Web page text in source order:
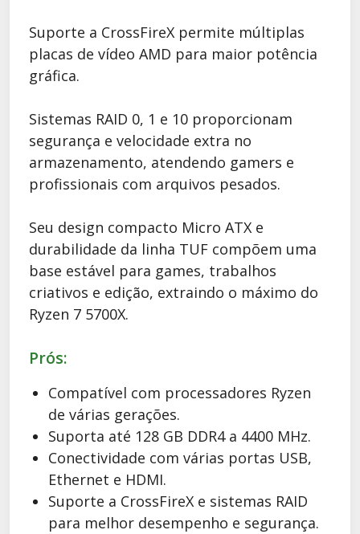
Suporte a CrossFireX permite múltiplas
placas de vídeo AMD para maior potência
gráfica.
Sistemas RAID 0, 1 e 10 proporcionam
segurança e velocidade extra no
armazenamento, atendendo gamers e
profissionais com arquivos pesados.
Seu design compacto Micro ATX e
durabilidade da linha TUF compõem uma
base estável para games, trabalhos
criativos e edição, extraindo o máximo do
Ryzen 7 5700X.
Prós:
Compatível com processadores Ryzen
de várias gerações.
Suporta até 128 GB DDR4 a 4400 MHz.
Conectividade com várias portas USB,
Ethernet e HDMI.
Suporte a CrossFireX e sistemas RAID
para melhor desempenho e segurança.